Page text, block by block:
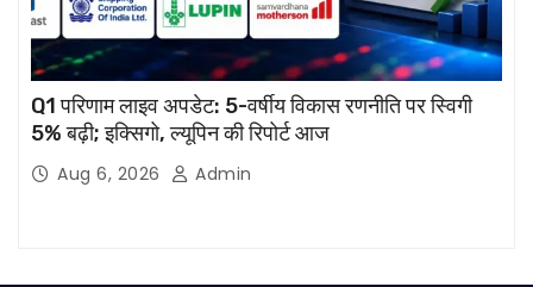
Q1 परिणाम लाइव अपडेट: 5-वर्षीय विकास रणनीति पर स्विगी
5% बढ़ी; इक्सिगो, ल्यूपिन की रिपोर्ट आज
Aug 6, 2026 Admin